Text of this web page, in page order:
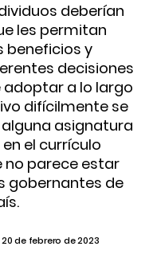
deberían
les permitan
beneficios y
decisiones
adoptar a lo largo
difícilmente se
asignatura
el currículo
no parece estar
gobernantes de
20 de febrero de 2023